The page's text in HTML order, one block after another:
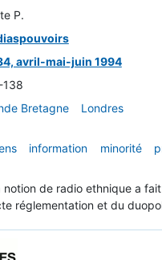
P.
avril-mai-juin 1994
138
Bretagne Londres
information minorité
notion de radio ethnique a
réglementation et du